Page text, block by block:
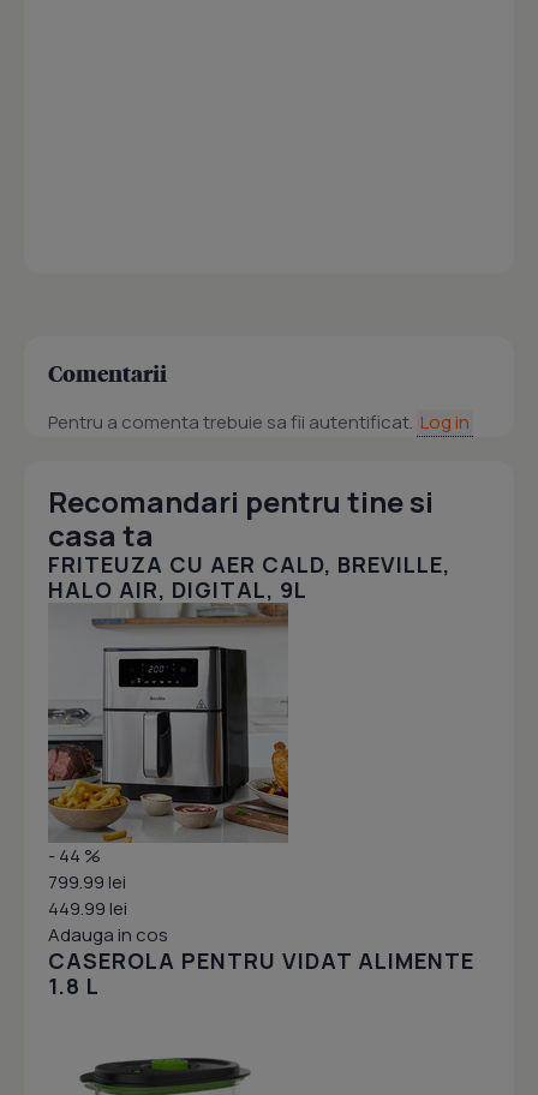
Comentarii
Pentru a comenta trebuie sa fii autentificat. Log in
Recomandari pentru tine si
casa ta
FRITEUZA CU AER CALD, BREVILLE,
HALO AIR, DIGITAL, 9L
- 44 %
799.99 lei
449.99 lei
Adauga in cos
CASEROLA PENTRU VIDAT ALIMENTE
1.8 L